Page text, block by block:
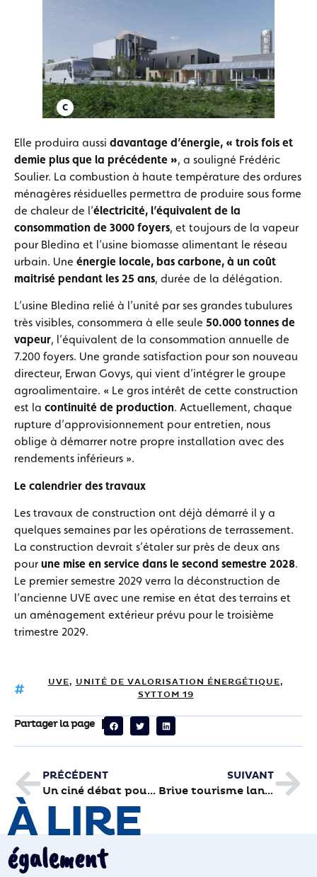
Elle produira aussi davantage d’énergie, « trois fois et
demie plus que la précédente », a souligné Frédéric
Soulier. La combustion à haute température des ordures
ménagères résiduelles permettra de produire sous forme
de chaleur de l’électricité, l’équivalent de la
consommation de 3000 foyers, et toujours de la vapeur
pour Bledina et l’usine biomasse alimentant le réseau
urbain. Une énergie locale, bas carbone, à un coût
maitrisé pendant les 25 ans, durée de la délégation.
L’usine Bledina relié à l’unité par ses grandes tubulures
très visibles, consommera à elle seule 50.000 tonnes de
vapeur, l’équivalent de la consommation annuelle de
7.200 foyers. Une grande satisfaction pour son nouveau
directeur, Erwan Govys, qui vient d’intégrer le groupe
agroalimentaire. « Le gros intérêt de cette construction
est la continuité de production. Actuellement, chaque
rupture d’approvisionnement pour entretien, nous
oblige à démarrer notre propre installation avec des
rendements inférieurs ».
Le calendrier des travaux
Les travaux de construction ont déjà démarré il y a
quelques semaines par les opérations de terrassement.
La construction devrait s’étaler sur près de deux ans
pourune mise en service dans le second semestre 2028.
Le premier semestre 2029 verra la déconstruction de
l’ancienne UVE avec une remise en état des terrains et
un aménagement extérieur prévu pour le troisième
trimestre 2029.
UVE, UNITÉ DE VALORISATION ÉNERGÉTIQUE,
SYTTOM 19
Partager la page
PRÉCÉDENT
Un ciné débat pour parler du don d’organes
SUIVANT
Brive tourisme lance un billet « canoë et Jardins »
À LIRE
également